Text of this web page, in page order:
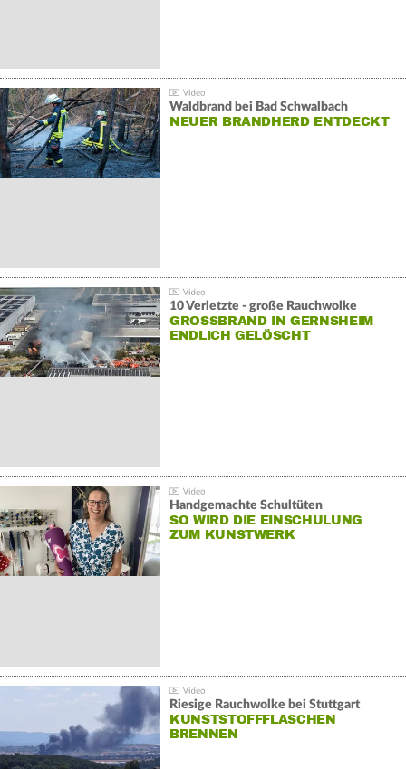
Waldbrand bei Bad Schwalbach
NEUER BRANDHERD ENTDECKT
10 Verletzte - große Rauchwolke
GROSSBRAND IN GERNSHEIM E
NDLICH GELÖSCHT
Handgemachte Schultüten
SO WIRD DIE EINSCHULUNG
ZUM KUNSTWERK
Riesige Rauchwolke bei Stuttgart
KUNSTSTOFFFLASCHEN
BRENNEN